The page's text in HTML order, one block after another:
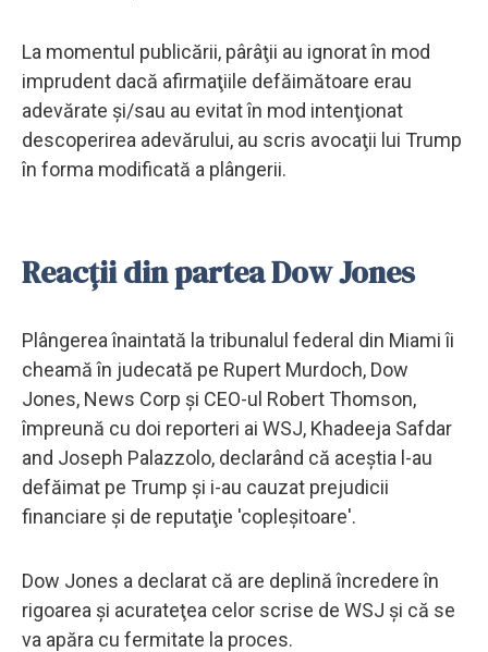
La momentul publicării, pârâţii au ignorat în mod
imprudent dacă afirmaţiile defăimătoare erau
adevărate şi/sau au evitat în mod intenţionat
descoperirea adevărului, au scris avocaţii lui Trump
în forma modificată a plângerii.
Reacții din partea Dow Jones
Plângerea înaintată la tribunalul federal din Miami îi
cheamă în judecată pe Rupert Murdoch, Dow
Jones, News Corp şi CEO-ul Robert Thomson,
împreună cu doi reporteri ai WSJ, Khadeeja Safdar
and Joseph Palazzolo, declarând că aceştia l-au
defăimat pe Trump şi i-au cauzat prejudicii
financiare şi de reputaţie 'copleşitoare'.
Dow Jones a declarat că are deplină încredere în
rigoarea şi acurateţea celor scrise de WSJ şi că se
va apăra cu fermitate la proces.